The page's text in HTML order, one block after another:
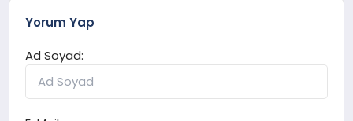
Yorum Yap
Ad Soyad: